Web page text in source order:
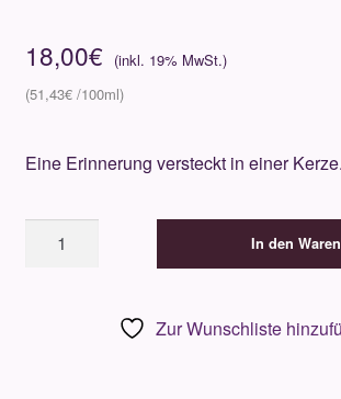
18,00€
51,43€
Eine Erinnerung versteckt in einer Kerze.
In den
Zur Wunschliste